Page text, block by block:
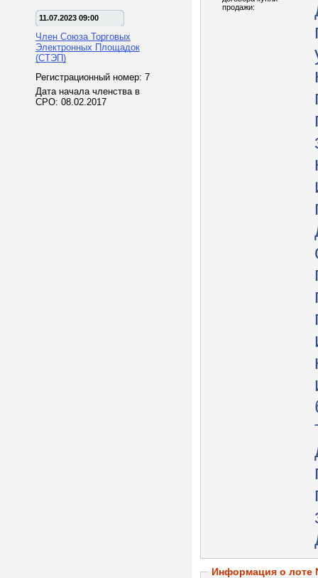
11.07.2023 09:00
Член Союза Торговых
Электронных Площадок
(СТЭП)
Регистрационный номер: 7
Дата начала членства в
СРО: 08.02.2017
продажи:
Информация о лоте